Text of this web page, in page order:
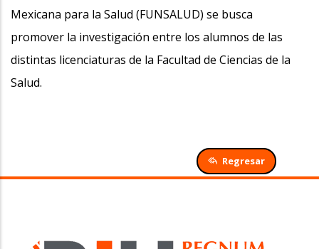
Mexicana para la Salud (FUNSALUD) se busca
promover la investigación entre los alumnos de las
distintas licenciaturas de la Facultad de Ciencias de la
Salud.
Regresar